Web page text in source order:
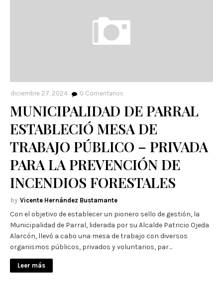
diciembre 27, 2024 0 Comentarios
MUNICIPALIDAD DE PARRAL
ESTABLECIÓ MESA DE
TRABAJO PÚBLICO – PRIVADA
PARA LA PREVENCIÓN DE
INCENDIOS FORESTALES
Vicente Hernández Bustamante
Con el objetivo de establecer un pionero sello de gestión, la
Municipalidad de Parral, liderada por su Alcalde Patricio Ojeda
Alarcón, llevó a cabo una mesa de trabajo con diversos
organismos públicos, privados y voluntarios, par…
Leer más